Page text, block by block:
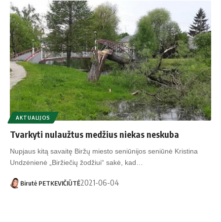
AKTUALIJOS
Tvarkyti nulaužtus medžius niekas neskuba
Nupjaus kitą savaitę Biržų miesto seniūnijos seniūnė Kristina
Undzėnienė „Biržiečių žodžiui“ sakė, kad…
Birutė PETKEVIČIŪTĖ2021-06-04